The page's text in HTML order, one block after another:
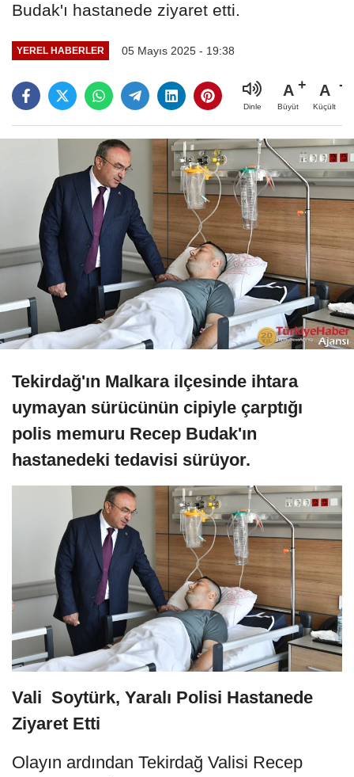
Budak'ı hastanede ziyaret etti.
YEREL HABERLER 05 Mayıs 2025 - 19:38
Dinle
A
Büyüt
A
Küçült
Tekirdağ'ın Malkara ilçesinde ihtara
uymayan sürücünün cipiyle çarptığı
polis memuru Recep Budak'ın
hastanedeki tedavisi sürüyor.
Vali Soytürk, Yaralı Polisi Hastanede
Ziyaret Etti
Olayın ardından Tekirdağ Valisi Recep